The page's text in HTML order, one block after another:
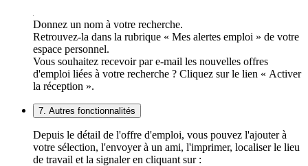
Donnez un nom à votre recherche.
Retrouvez-la dans la rubrique « Mes alertes emploi » de votre
espace personnel.
Vous souhaitez recevoir par e-mail les nouvelles offres
d'emploi liées à votre recherche ? Cliquez sur le lien « Activer
la réception ».
7. Autres fonctionnalités
Depuis le détail de l'offre d'emploi, vous pouvez l'ajouter à
votre sélection, l'envoyer à un ami, l'imprimer, localiser le lieu
de travail et la signaler en cliquant sur :